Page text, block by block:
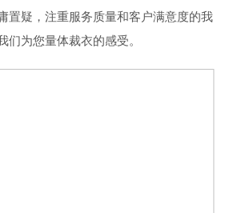
置疑，注重服务质量和客户满意度的我
们为您量体裁衣的感受。